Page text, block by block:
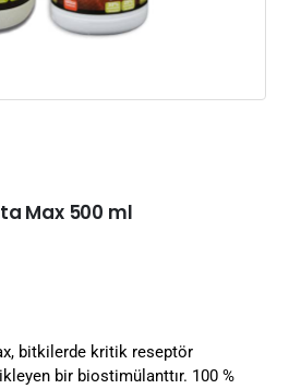
Max 500 ml
bitkilerde kritik reseptör
bir biostimülanttır. 100 %